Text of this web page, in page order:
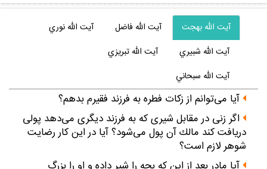
آيت الله بهجت آيت الله فاضل
آيت الله نوري
آيت الله شبيري
آيت الله تبريزي
آيت الله سبحاني
آيا مى‌توانم از زكات فطره به فرزند فقيرم بدهم؟
اگر زنى در مقابل شيرى كه به فرزند ديگرى مى‌دهد پولى
دريافت كند مالك آن پول مى‌شود؟ آيا در اين كار رضايت
شوهر لازم است؟